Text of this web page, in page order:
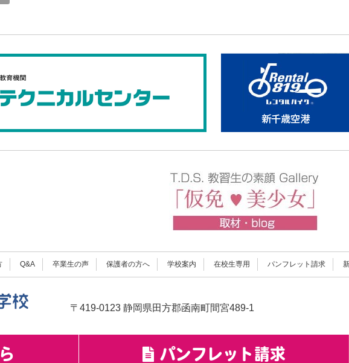
Q&A 卒業生の声 保護者の方へ 学校案内 在校生専用 パンフレット請求
〒419-0123 静岡県田方郡函南町間宮489-1
パンフレット請求